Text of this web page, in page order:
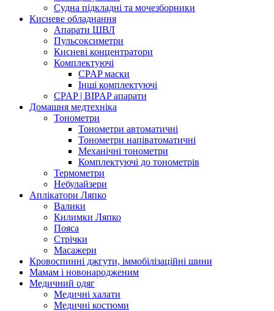
Судна підкладні та мочезборники
Кисневе обладнання
Апарати ШВЛ
Пульсоксиметри
Кисневі концентратори
Комплектуючі
CPAP маски
Інші комплектуючі
CPAP | BIPAP апарати
Домашня медтехніка
Тонометри
Тонометри автоматичні
Тонометри напіватоматичні
Механічні тонометри
Комплектуючі до тонометрів
Термометри
Небулайзери
Аплікатори Ляпко
Валики
Килимки Ляпко
Пояса
Стрічки
Масажери
Кровоспинні джгути, іммобілізаційні шини
Мамам і новонародженим
Медичний одяг
Медичні халати
Медичні костюми